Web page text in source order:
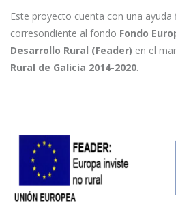
Este proyecto cuenta con una ayuda
corresondiente al fondo Fondo
Desarrollo Rural (Feader) en el
Rural de Galicia 2014-2020.